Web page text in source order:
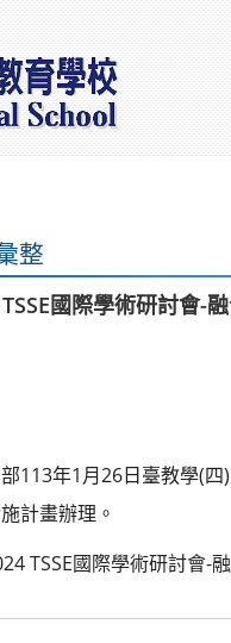
整
國際學術研討會-
113年1月26日臺教學(
計畫辦理。
TSSE國際學術研討會-